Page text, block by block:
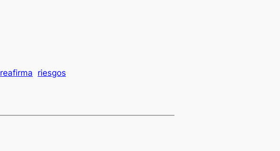
reafirma riesgos